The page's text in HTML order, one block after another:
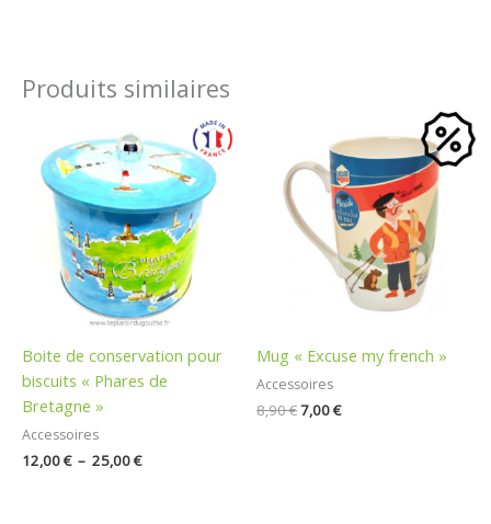
Produits similaires
Boite de conservation pour
biscuits « Phares de
Bretagne »
Accessoires
12,00€ – 25,00€
de
prix :
12,00 €
à
25,00 €
Mug « Excuse my french »
Accessoires
8,90€
initial
était :
8,90 €.
7,00€
prix
actuel
est :
7,00 €.